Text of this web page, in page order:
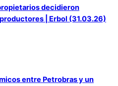
decidieron
| Erbol (31.03.26)
entre Petrobras y un